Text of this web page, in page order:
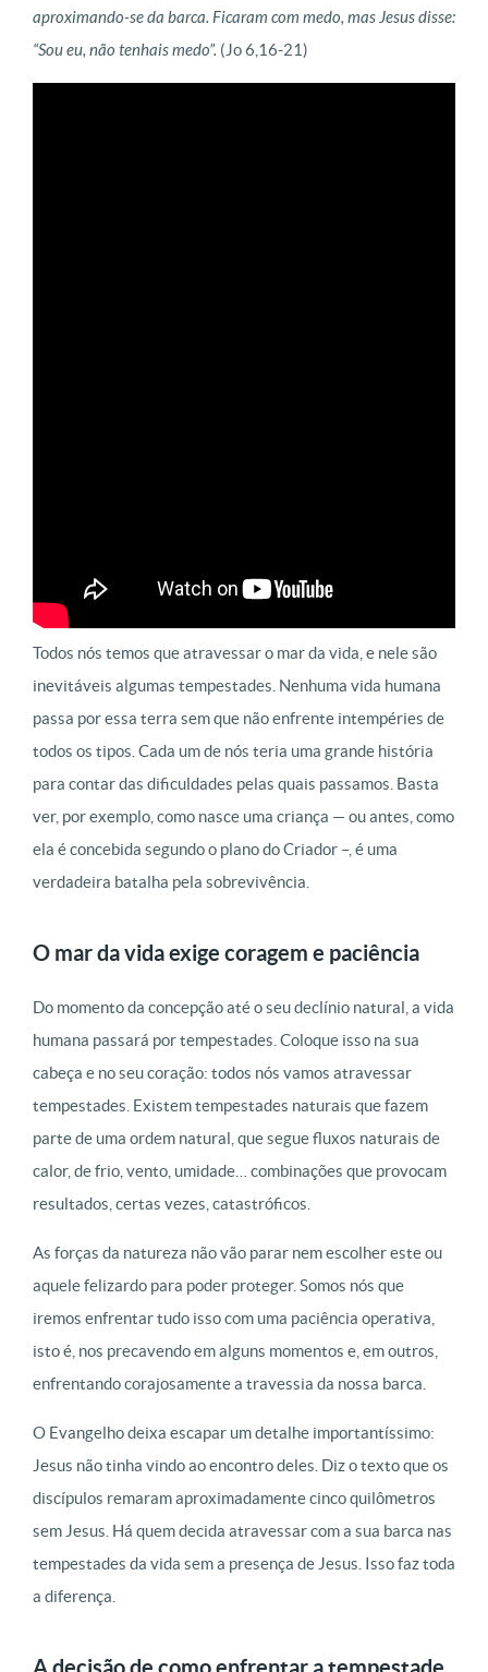
aproximando-se da barca. Ficaram com medo, mas Jesus disse:
“Sou eu, não tenhais medo”. (Jo 6,16-21)
Todos nós temos que atravessar o mar da vida, e nele são
inevitáveis algumas tempestades. Nenhuma vida humana
passa por essa terra sem que não enfrente intempéries de
todos os tipos. Cada um de nós teria uma grande história
para contar das dificuldades pelas quais passamos. Basta
ver, por exemplo, como nasce uma criança — ou antes, como
ela é concebida segundo o plano do Criador –, é uma
verdadeira batalha pela sobrevivência.
O mar da vida exige coragem e paciência
Do momento da concepção até o seu declínio natural, a vida
humana passará por tempestades. Coloque isso na sua
cabeça e no seu coração: todos nós vamos atravessar
tempestades. Existem tempestades naturais que fazem
parte de uma ordem natural, que segue fluxos naturais de
calor, de frio, vento, umidade… combinações que provocam
resultados, certas vezes, catastróficos.
As forças da natureza não vão parar nem escolher este ou
aquele felizardo para poder proteger. Somos nós que
iremos enfrentar tudo isso com uma paciência operativa,
isto é, nos precavendo em alguns momentos e, em outros,
enfrentando corajosamente a travessia da nossa barca.
O Evangelho deixa escapar um detalhe importantíssimo:
Jesus não tinha vindo ao encontro deles. Diz o texto que os
discípulos remaram aproximadamente cinco quilômetros
sem Jesus. Há quem decida atravessar com a sua barca nas
tempestades da vida sem a presença de Jesus. Isso faz toda
a diferença.